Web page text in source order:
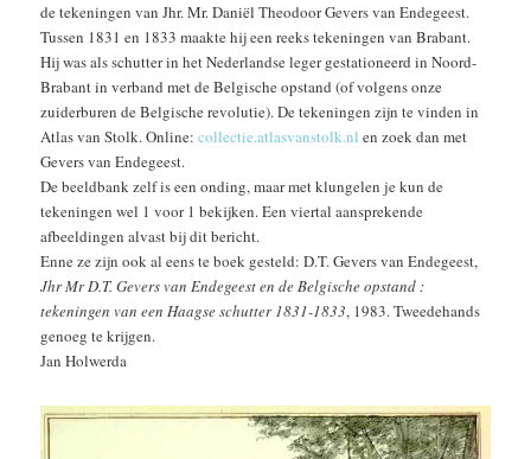
de tekeningen van Jhr. Mr. Daniël Theodoor Gevers van Endegeest.
Tussen 1831 en 1833 maakte hij een reeks tekeningen van Brabant.
Hij was als schutter in het Nederlandse leger gestationeerd in Noord-
Brabant in verband met de Belgische opstand (of volgens onze
zuiderburen de Belgische revolutie). De tekeningen zijn te vinden in
Atlas van Stolk. Online:collectie.atlasvanstolk.nl en zoek dan met
Gevers van Endegeest.
De beeldbank zelf is een onding, maar met klungelen je kun de
tekeningen wel 1 voor 1 bekijken. Een viertal aansprekende
afbeeldingen alvast bij dit bericht.
Enne ze zijn ook al eens te boek gesteld: D.T. Gevers van Endegeest,
Jhr Mr D.T. Gevers van Endegeest en de Belgische opstand :
tekeningen van een Haagse schutter 1831-1833, 1983. Tweedehands
genoeg te krijgen.
Jan Holwerda